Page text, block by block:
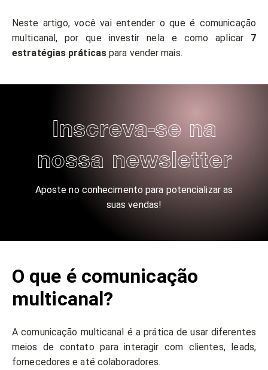
Neste artigo, você vai entender o que é comunicação
multicanal, por que investir nela e como aplicar 7
estratégias práticas para vender mais.
Inscreva-se na
nossa newsletter
Aposte no conhecimento para potencializar as
suas vendas!
O que é comunicação
multicanal?
A comunicação multicanal é a prática de usar diferentes
meios de contato para interagir com clientes, leads,
fornecedores e até colaboradores.